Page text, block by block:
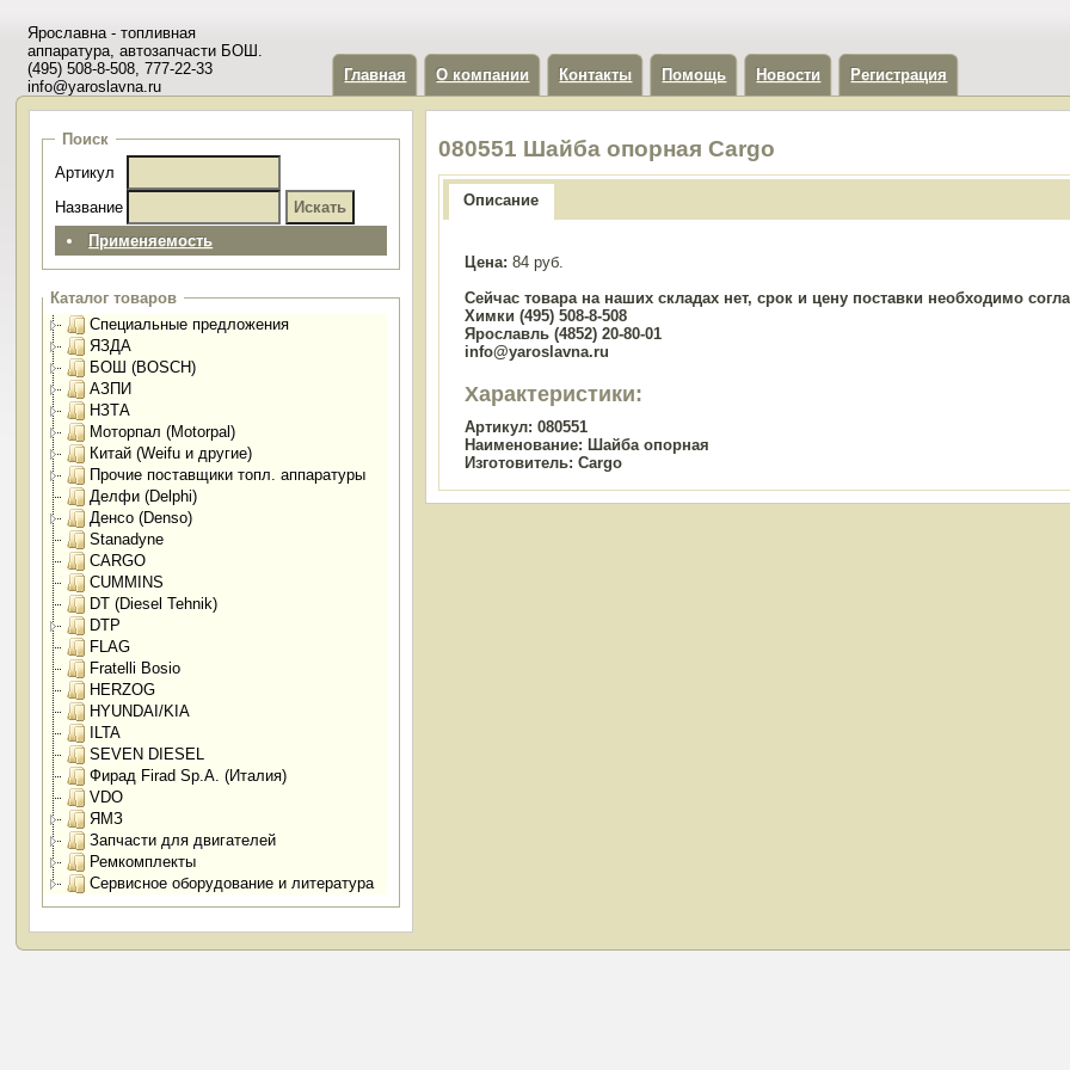
Ярославна - топливная
аппаратура, автозапчасти БОШ.
(495) 508-8-508, 777-22-33
info@yaroslavna.ru
Главная О компании Контакты Помощь Новости Регистрация
Поиск
Артикул
Название
Применяемость
Каталог товаров
Специальные предложения
ЯЗДА
БОШ (BOSCH)
АЗПИ
НЗТА
Моторпал (Motorpal)
Китай (Weifu и другие)
Прочие поставщики топл. аппаратуры
Делфи (Delphi)
Денсо (Denso)
Stanadyne
CARGO
CUMMINS
DT (Diesel Tehnik)
DTP
FLAG
Fratelli Bosio
HERZOG
HYUNDAI/KIA
ILTA
SEVEN DIESEL
Фирад Firad Sp.A. (Италия)
VDO
ЯМЗ
Запчасти для двигателей
Ремкомплекты
Сервисное оборудование и литература
080551 Шайба опорная Cargo
Описание
Цена: 84 руб.
Сейчас товара на наших складах нет, срок и цену поставки необходимо
Химки (495) 508-8-508
Ярославль (4852) 20-80-01
info@yaroslavna.ru
Характеристики:
Артикул: 080551
Наименование: Шайба опорная
Изготовитель: Cargo